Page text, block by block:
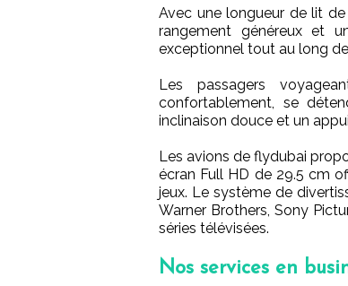
Avec une longueur de lit
rangement généreux et
exceptionnel tout au long
Les passagers
confortablement, se
inclinaison douce et un
Les avions de flydubai
écran Full HD de 29.5 cm
jeux. Le système de
Warner Brothers, Sony
séries télévisées.
Nos services en